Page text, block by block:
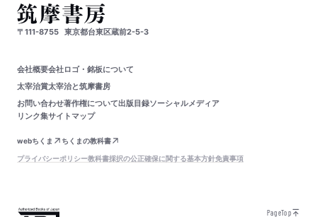
〒111-8755 東京都台東区蔵前2-5-3
会社概要会社ロゴ・銘板について
太宰治賞太宰治と筑摩書房
お問い合わせ著作権について出版目録ソーシャルメディア
リンク集サイトマップ
webちくま
ちくまの教科書
プライバシーポリシー教科書採択の公正確保に関する基本方針免責事項
PageTop